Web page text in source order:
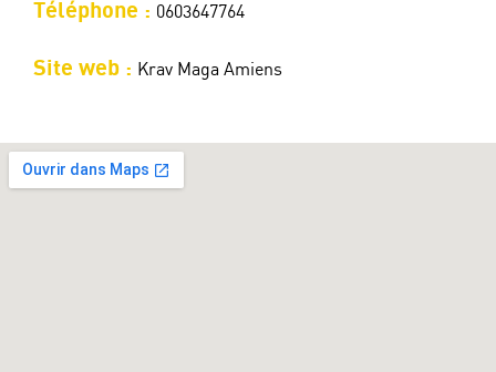
Téléphone : 0603647764
Site web : Krav Maga Amiens